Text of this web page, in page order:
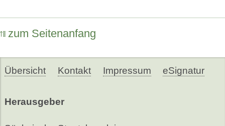
zum Seitenanfang
Übersicht Kontakt Impressum eSignatur
Herausgeber